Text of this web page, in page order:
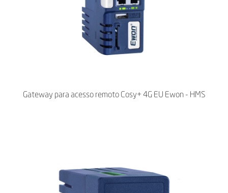
Gateway para acesso remoto Cosy+ 4G EU Ewon - HMS